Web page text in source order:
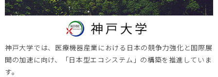
2023/12/11 ヘルスケア・医療機器の創業/事業立上きっか
けセミナー【第3回】のご案内
北海道大学 2023.09.27
神戸大学では、医療機器産業における日本の競争力強化と国際展
開の加速に向け、「日本型エコシステム」の構築を推進していま
す。